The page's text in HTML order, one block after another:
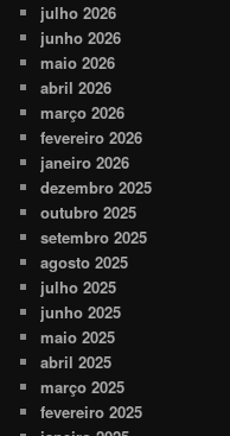
julho 2026
junho 2026
maio 2026
abril 2026
março 2026
fevereiro 2026
janeiro 2026
dezembro 2025
outubro 2025
setembro 2025
agosto 2025
julho 2025
junho 2025
maio 2025
abril 2025
março 2025
fevereiro 2025